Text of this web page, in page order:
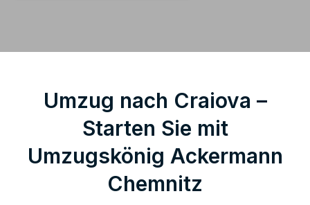
Umzug nach Craiova –
Starten Sie mit
Umzugskönig Ackermann
Chemnitz